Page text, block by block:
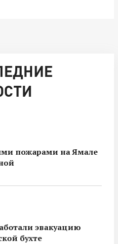
пожарами на Ямале
эвакуацию
бухте